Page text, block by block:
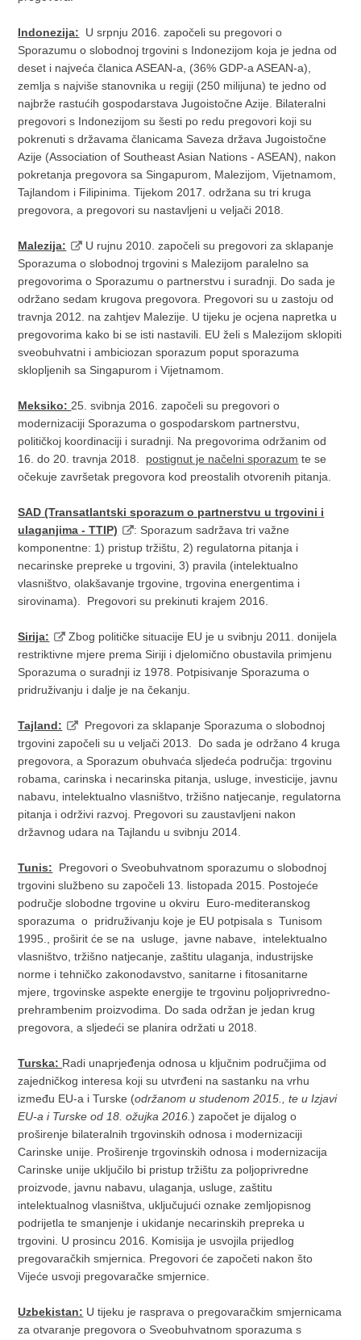
Indonezija:
U srpnju 2016. započeli su pregovori o
Sporazumu o slobodnoj trgovini s Indonezijom koja je jedna od
deset i najveća članica ASEAN-a, (36% GDP-a ASEAN-a),
zemlja s najviše stanovnika u regiji (250 milijuna) te jedno od
najbrže rastućih gospodarstava Jugoistočne Azije. Bilateralni
pregovori s Indonezijom su šesti po redu pregovori koji su
pokrenuti s državama članicama Saveza država Jugoistočne
Azije (Association of Southeast Asian Nations - ASEAN), nakon
pokretanja pregovora sa Singapurom, Malezijom, Vijetnamom,
Tajlandom i Filipinima. Tijekom 2017. održana su tri kruga
pregovora, a pregovori su nastavljeni u veljači 2018.
Malezija:
U rujnu 2010. započeli su pregovori za sklapanje
Sporazuma o slobodnoj trgovini s Malezijom paralelno sa
pregovorima o Sporazumu o partnerstvu i suradnji. Do sada je
održano sedam krugova pregovora. Pregovori su u zastoju od
travnja 2012. na zahtjev Malezije. U tijeku je ocjena napretka u
pregovorima kako bi se isti nastavili. EU želi s Malezijom sklopiti
sveobuhvatni i ambiciozan sporazum poput sporazuma
sklopljenih sa Singapurom i Vijetnamom.
Meksiko: 25. svibnja 2016. započeli su pregovori o
modernizaciji Sporazuma o gospodarskom partnerstvu,
političkoj koordinaciji i suradnji. Na pregovorima održanim od
16. do 20. travnja 2018. postignut je načelni sporazum te se
očekuje završetak pregovora kod preostalih otvorenih pitanja.
SAD (Transatlantski sporazum o partnerstvu u trgovini i
ulaganjima - TTIP)
: Sporazum sadržava tri važne
komponentne: 1) pristup tržištu, 2) regulatorna pitanja i
necarinske prepreke u trgovini, 3) pravila (intelektualno
vlasništvo, olakšavanje trgovine, trgovina energentima i
sirovinama). Pregovori su prekinuti krajem 2016.
Sirija:
Zbog političke situacije EU je u svibnju 2011. donijela
restriktivne mjere prema Siriji i djelomično obustavila primjenu
Sporazuma o suradnji iz 1978. Potpisivanje Sporazuma o
pridruživanju i dalje je na čekanju.
Tajland:
Pregovori za sklapanje Sporazuma o slobodnoj
trgovini započeli su u veljači 2013. Do sada je održano 4 kruga
pregovora, a Sporazum obuhvaća sljedeća područja: trgovinu
robama, carinska i necarinska pitanja, usluge, investicije, javnu
nabavu, intelektualno vlasništvo, tržišno natjecanje, regulatorna
pitanja i održivi razvoj. Pregovori su zaustavljeni nakon
državnog udara na Tajlandu u svibnju 2014.
Tunis: Pregovori o Sveobuhvatnom sporazumu o slobodnoj
trgovini službeno su započeli 13. listopada 2015. Postojeće
područje slobodne trgovine u okviru Euro-mediteranskog
sporazuma o pridruživanju koje je EU potpisala s Tunisom
1995., proširit će se na usluge, javne nabave, intelektualno
vlasništvo, tržišno natjecanje, zaštitu ulaganja, industrijske
norme i tehničko zakonodavstvo, sanitarne i fitosanitarne
mjere, trgovinske aspekte energije te trgovinu poljoprivredno-
prehrambenim proizvodima. Do sada održan je jedan krug
pregovora, a sljedeći se planira održati u 2018.
Turska: Radi unaprjeđenja odnosa u ključnim područjima od
zajedničkog interesa koji su utvrđeni na sastanku na vrhu
između EU-a i Turske (održanom u studenom 2015., te u Izjavi
EU-a i Turske od 18. ožujka 2016.) započet je dijalog o
proširenje bilateralnih trgovinskih odnosa i modernizaciji
Carinske unije. Proširenje trgovinskih odnosa i modernizacija
Carinske unije uključilo bi pristup tržištu za poljoprivredne
proizvode, javnu nabavu, ulaganja, usluge, zaštitu
intelektualnog vlasništva, uključujući oznake zemljopisnog
podrijetla te smanjenje i ukidanje necarinskih prepreka u
trgovini. U prosincu 2016. Komisija je usvojila prijedlog
pregovaračkih smjernica. Pregovori će započeti nakon što
Vijeće usvoji pregovaračke smjernice.
Uzbekistan: U tijeku je rasprava o pregovaračkim smjernicama
za otvaranje pregovora o Sveobuhvatnom sporazuma s